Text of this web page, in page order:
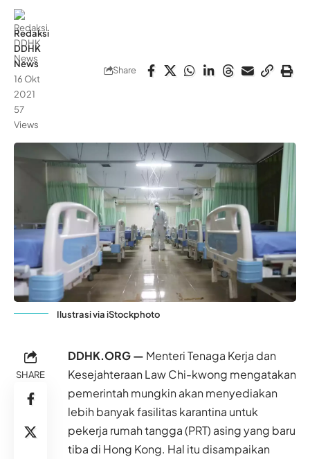
Redaksi
DDHK
News
16 Okt
2021
57
Views
Share
Ilustrasi via iStockphoto
SHARE
DDHK.ORG — Menteri Tenaga Kerja dan
Kesejahteraan Law Chi-kwong mengatakan
pemerintah mungkin akan menyediakan
lebih banyak fasilitas karantina untuk
pekerja rumah tangga (PRT) asing yang baru
tiba di Hong Kong. Hal itu disampaikan